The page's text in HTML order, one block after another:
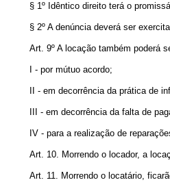
§ 1º Idêntico direito terá o
§ 2º A denúncia deverá ser
Art. 9º A locação também poderá
I - por mútuo acordo;
II - em decorrência da prática de
III - em decorrência da falta de
IV - para a realização de
Art. 10. Morrendo o locador, a
Art. 11. Morrendo o locatário,